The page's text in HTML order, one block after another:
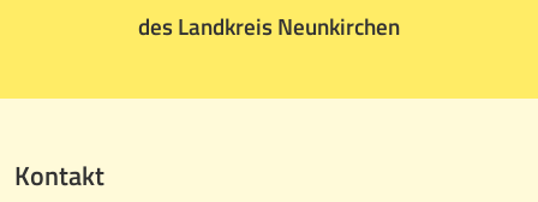
des Landkreis Neunkirchen
Kontakt